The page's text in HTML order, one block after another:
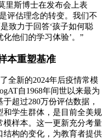
里斯博士在发布会上表
评估理念的转变。我们不
致力于回答‘孩子如何聪
他们的学习体验’。”
本重塑基准
全新的2024年后疫情常模
自1968年间世以来最为
超过280万份评估数据，
学生群体，是目前全美规
样本。 这一更新充分考量
结构的变化，为教育者提供